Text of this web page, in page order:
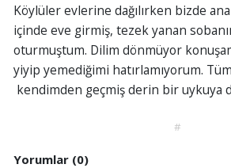
Köylüler evlerine dağılırken bizde
içinde eve girmiş, tezek yanan
oturmuştum. Dilim dönmüyor
yiyip yemediğimi hatırlamıyorum.
kendimden geçmiş derin bir uykuya
#
Yorumlar (0)